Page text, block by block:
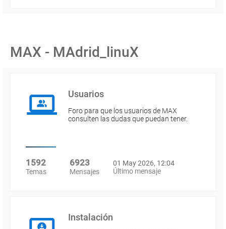
MAX - MAdrid_linuX
Usuarios
Foro para que los usuarios de MAX
consulten las dudas que puedan tener.
1592
Temas
6923
Mensajes
01 May 2026, 12:04
Último mensaje
Instalación